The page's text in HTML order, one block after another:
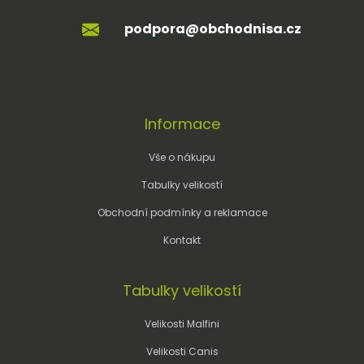
podpora@obchodnisa.cz
Informace
Vše o nákupu
Tabulky velikostí
Obchodní podmínky a reklamace
Kontakt
Tabulky velikostí
Velikosti Malfini
Velikosti Canis